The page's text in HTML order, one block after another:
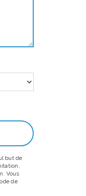
but de
Vous
de